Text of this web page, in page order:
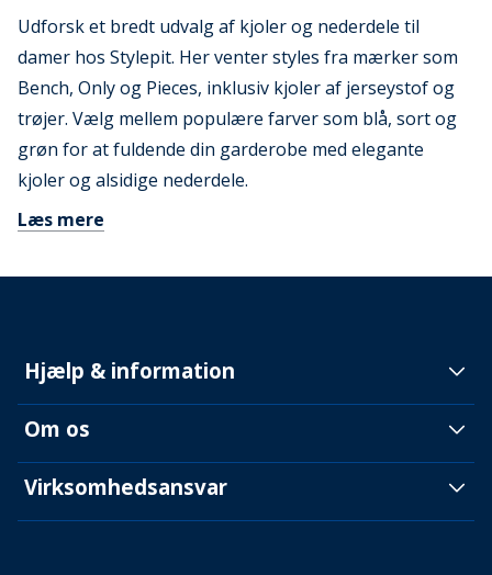
Udforsk et bredt udvalg af kjoler og nederdele til
damer hos Stylepit. Her venter styles fra mærker som
Bench, Only og Pieces, inklusiv kjoler af jerseystof og
trøjer. Vælg mellem populære farver som blå, sort og
grøn for at fuldende din garderobe med elegante
kjoler og alsidige nederdele.
Læs mere
Hjælp & information
Om os
Virksomhedsansvar